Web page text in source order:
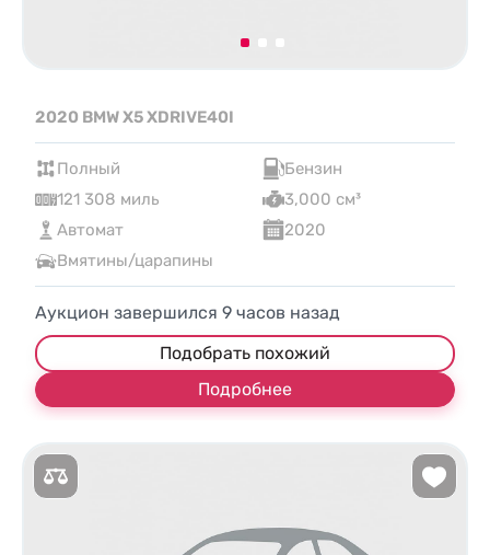
2020 BMW X5 XDRIVE40I
Полный
Бензин
121 308 миль
3,000 см³
Автомат
2020
Вмятины/царапины
Аукцион завершился 9 часов назад
Подобрать похожий
Подробнее